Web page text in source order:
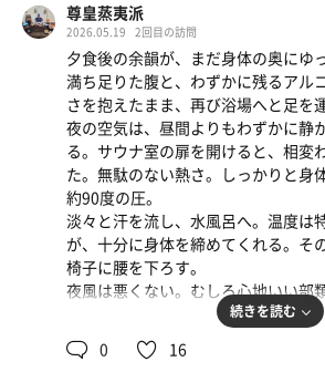
朝の水は輪郭がはっきりしていて、
き締めてくる。
そのまま外気へ
——やはり、いた。
蚊。
昨夜だけの問題ではなかった。朝に
在は明確で、視界に入るほどに多い
意識を、何度も現実へ引き戻してくる
それでも、完全には崩れない。
呼吸を整え、脈を感じる。
刺されながらも、身体は確かに整って
完璧ではない。だが、それでも十分
疲れがない状態で迎える朝のサウナ
​尊皇蒸夷派
2026.05.19 2回目の訪問
夕食後の余韻が、まだ身体の奥にゆ
満ち足りた腹と、わずかに残るアル
さを抱えたまま、再び浴場へと足を運
夜の空気は、昼間よりもわずかに静
る。サウナ室の扉を開けると、相変
た。無駄のない熱さ。しっかりと身
約90度の圧。
淡々と汗を流し、水風呂へ。温度は
が、十分に身体を締めてくれる。そ
椅子に腰を下ろす。
夜風は悪くない。むしろ心地いい部類
——ただし、蚊さえいなければ。
腕、足、首筋。意識を沈めようとす
続きを読む
0 16